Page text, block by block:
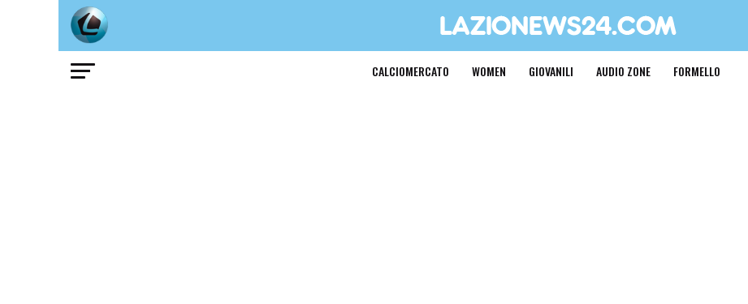
CALCIOMERCATO WOMEN GIOVANILI AUDIO ZONE FORMELLO